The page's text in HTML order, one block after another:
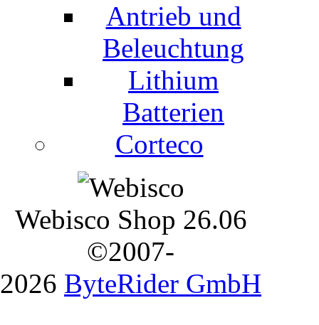
Antrieb und
Beleuchtung
Lithium
Batterien
Corteco
Webisco Shop 26.06
©2007-
2026 ByteRider GmbH